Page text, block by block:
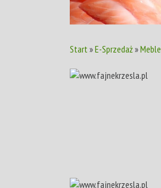
Start »E-Sprzedaż»Meble